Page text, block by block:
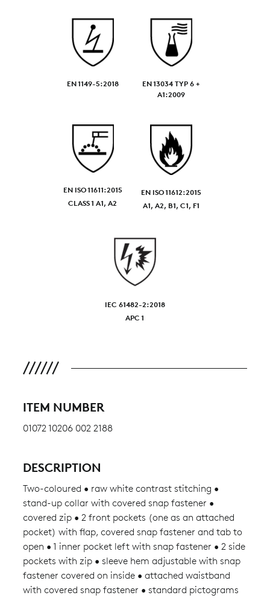
EN 1149-5:2018
EN 13034 TYP 6 +
A1:2009
EN ISO 11611:2015
CLASS 1 A1, A2
EN ISO 11612:2015
A1, A2, B1, C1, F1
IEC 61482-2:2018
APC 1
ITEM NUMBER
01072 10206 002 2188
DESCRIPTION
Two-coloured • raw white contrast stitching •
stand-up collar with covered snap fastener •
covered zip • 2 front pockets (one as an attached
pocket) with flap, covered snap fastener and tab to
open • 1 inner pocket left with snap fastener • 2 side
pockets with zip • sleeve hem adjustable with snap
fastener covered on inside • attached waistband
with covered snap fastener • standard pictograms